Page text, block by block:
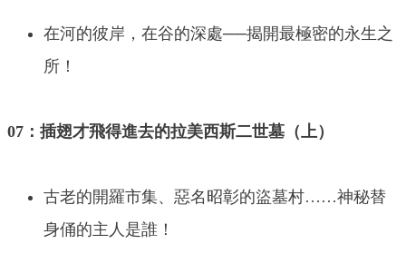
在河的彼岸，在谷的深處──揭開最極密的永生之
所！
07：插翅才飛得進去的拉美西斯二世墓（上）
古老的開羅市集、惡名昭彰的盜墓村……神秘替
身俑的主人是誰！